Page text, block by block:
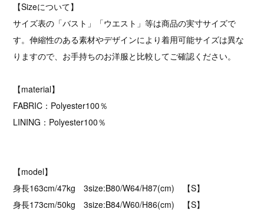
【Sizeについて】
サイズ表の「バスト」「ウエスト」等は商品の実寸サイズで
す。伸縮性のある素材やデザインにより着用可能サイズは異な
りますので、お手持ちのお洋服と比較してご確認ください。
【material】
FABRIC：Polyester100％
LINING：Polyester100％
【model】
身長163cm/47kg 3size:B80/W64/H87(cm) 【S】
身長173cm/50kg 3size:B84/W60/H86(cm) 【S】